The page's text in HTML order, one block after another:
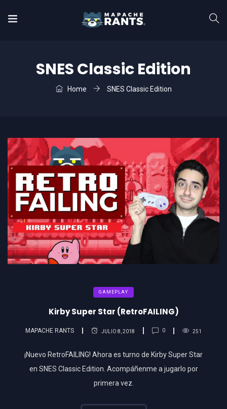
SNES Classic Edition
Home SNES Classic Edition
GAMEPLAY
Kirby Super Star (RetroFAILING)
MAPACHE RANTS JULIO 8, 2018 0 251
¡Nuevo RetroFAILING! Ahora es turno de Kirby Super Star
en SNES Classic Edition. Acompáñenme a jugarlo por
primera vez.